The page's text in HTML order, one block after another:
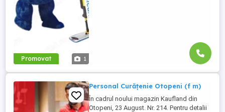
Promovat 1
Personal Curățenie Otopeni (f m)
În cadrul noului magazin Kaufland din
Otopeni, 23 August. Nr. 214. Pentru detalii